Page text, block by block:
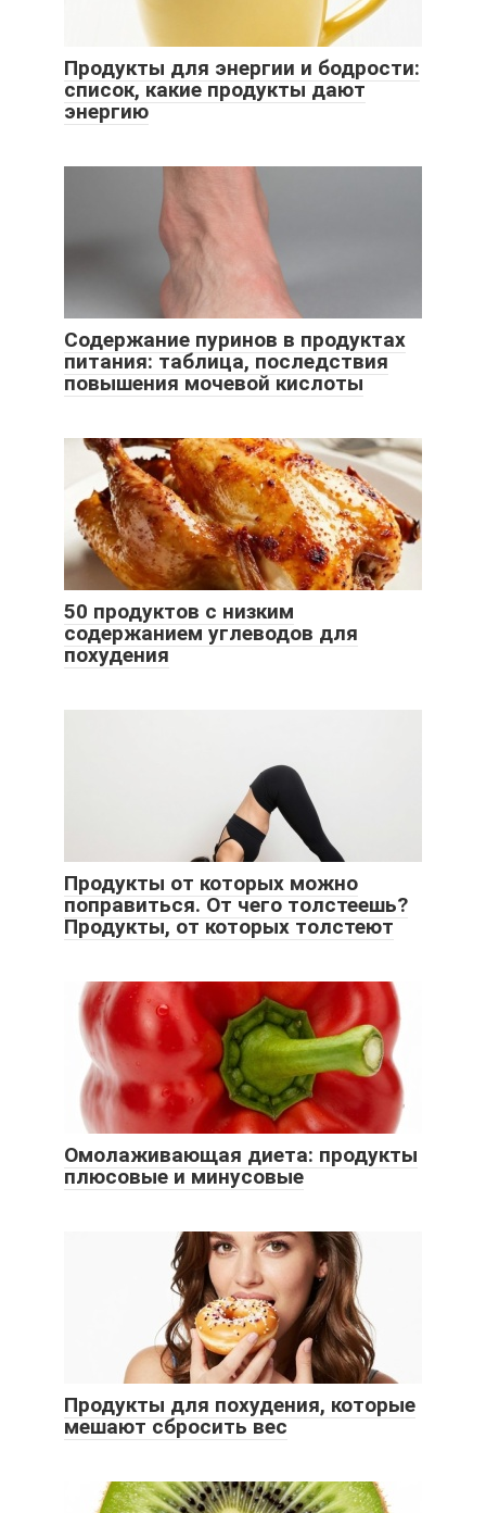
Продукты для энергии и бодрости:
список, какие продукты дают
энергию
Содержание пуринов в продуктах
питания: таблица, последствия
повышения мочевой кислоты
50 продуктов с низким
содержанием углеводов для
похудения
Продукты от которых можно
поправиться. От чего толстеешь?
Продукты, от которых толстеют
Омолаживающая диета: продукты
плюсовые и минусовые
Продукты для похудения, которые
мешают сбросить вес